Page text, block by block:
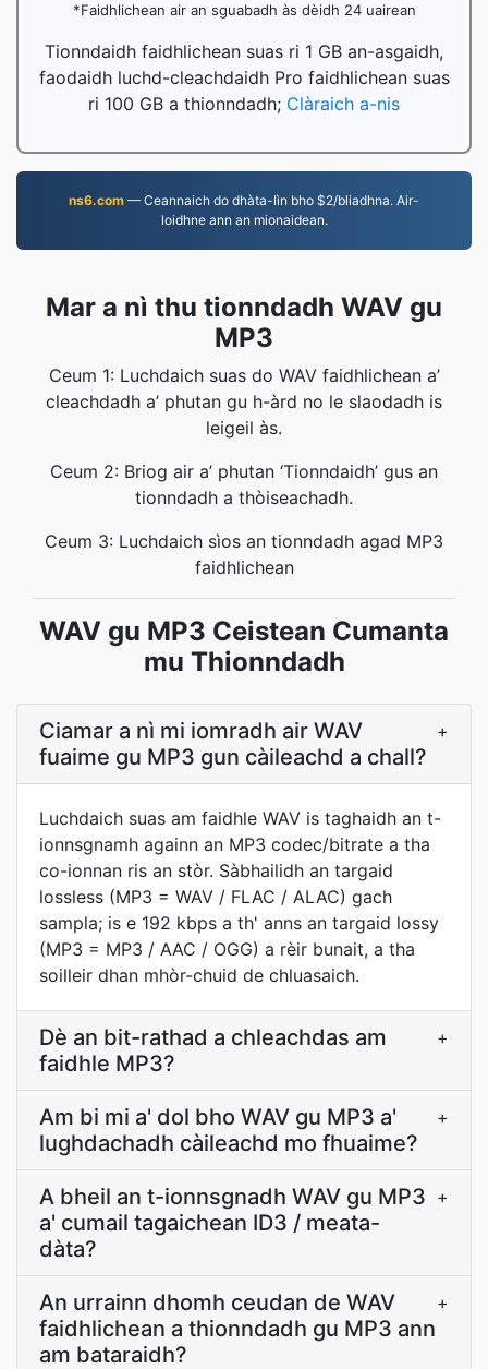
*Faidhlichean air an sguabadh às dèidh 24 uairean
Tionndaidh faidhlichean suas ri 1 GB an-asgaidh,
faodaidh luchd-cleachdaidh Pro faidhlichean suas
ri 100 GB a thionndadh; Clàraich a-nis
ns6.com — Ceannaich do dhàta-lìn bho $2/bliadhna. Air-
loidhne ann an mionaidean.
Mar a nì thu tionndadh WAV gu
MP3
Ceum 1: Luchdaich suas do WAV faidhlichean a’
cleachdadh a’ phutan gu h-àrd no le slaodadh is
leigeil às.
Ceum 2: Briog air a’ phutan ‘Tionndaidh’ gus an
tionndadh a thòiseachadh.
Ceum 3: Luchdaich sìos an tionndadh agad MP3
faidhlichean
WAV gu MP3 Ceistean Cumanta
mu Thionndadh
Ciamar a nì mi iomradh air WAV
fuaime gu MP3 gun càileachd a chall?
+
Luchdaich suas am faidhle WAV is taghaidh an t-
ionnsgnamh againn an MP3 codec/bitrate a tha
co-ionnan ris an stòr. Sàbhailidh an targaid
lossless (MP3 = WAV / FLAC / ALAC) gach
sampla; is e 192 kbps a th' anns an targaid lossy
(MP3 = MP3 / AAC / OGG) a rèir bunait, a tha
soilleir dhan mhòr-chuid de chluasaich.
Dè an bit-rathad a chleachdas am
faidhle MP3?
+
Am bi mi a' dol bho WAV gu MP3 a'
lughdachadh càileachd mo fhuaime?
+
A bheil an t-ionnsgnadh WAV gu MP3
a' cumail tagaichean ID3 / meata-
dàta?
+
An urrainn dhomh ceudan de WAV
faidhlichean a thionndadh gu MP3 ann
am bataraidh?
+